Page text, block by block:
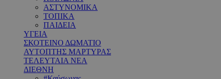
ΑΣΤΥΝΟΜΙΚΑ
ΤΟΠΙΚΑ
ΠΑΙΔΕΙΑ
ΥΓΕΙΑ
ΣΚΟΤΕΙΝΟ ΔΩΜΑΤΙΟ
ΑΥΤΟΠΤΗΣ ΜΑΡΤΥΡΑΣ
ΤΕΛΕΥΤΑΙΑ ΝΕΑ
ΔΙΕΘΝΗ